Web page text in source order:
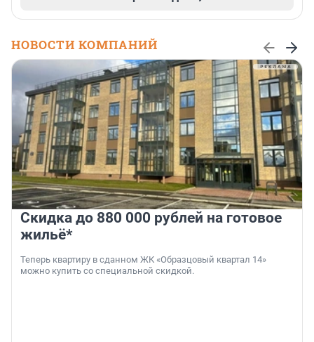
НОВОСТИ КОМПАНИЙ
Скидка до 880 000 рублей на готовое
жильё*
Теперь квартиру в сданном ЖК «Образцовый квартал 14»
можно купить со специальной скидкой.